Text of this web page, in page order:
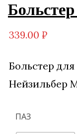
339.00 ₽
Больстер
Нейзильбер
ПАЗ